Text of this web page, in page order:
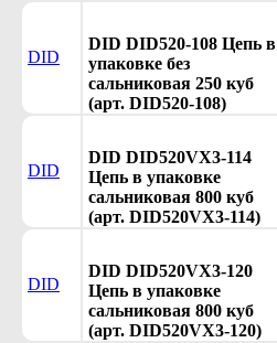
DID
DID DID520-108 Цепь в
упаковке без
сальниковая 250 куб
(арт. DID520-108)
DID
DID DID520VX3-114
Цепь в упаковке
сальниковая 800 куб
(арт. DID520VX3-114)
DID
DID DID520VX3-120
Цепь в упаковке
сальниковая 800 куб
(арт. DID520VX3-120)